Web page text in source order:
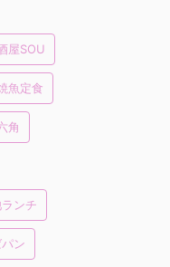
屋SOU
魚定食
角
ンチ
ン